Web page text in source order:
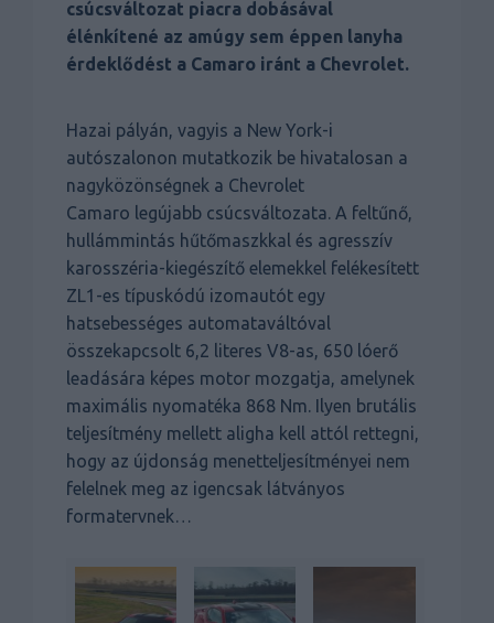
csúcsváltozat piacra dobásával
élénkítené az amúgy sem éppen lanyha
érdeklődést a Camaro iránt a Chevrolet.
Hazai pályán, vagyis a New York-i
autószalonon mutatkozik be hivatalosan a
nagyközönségnek a Chevrolet
Camaro legújabb csúcsváltozata. A feltűnő,
hullámmintás hűtőmaszkkal és agresszív
karosszéria-kiegészítő elemekkel felékesített
ZL1-es típuskódú izomautót egy
hatsebességes automataváltóval
összekapcsolt 6,2 literes V8-as, 650 lóerő
leadására képes motor mozgatja, amelynek
maximális nyomatéka 868 Nm. Ilyen brutális
teljesítmény mellett aligha kell attól rettegni,
hogy az újdonság menetteljesítményei nem
felelnek meg az igencsak látványos
formatervnek…